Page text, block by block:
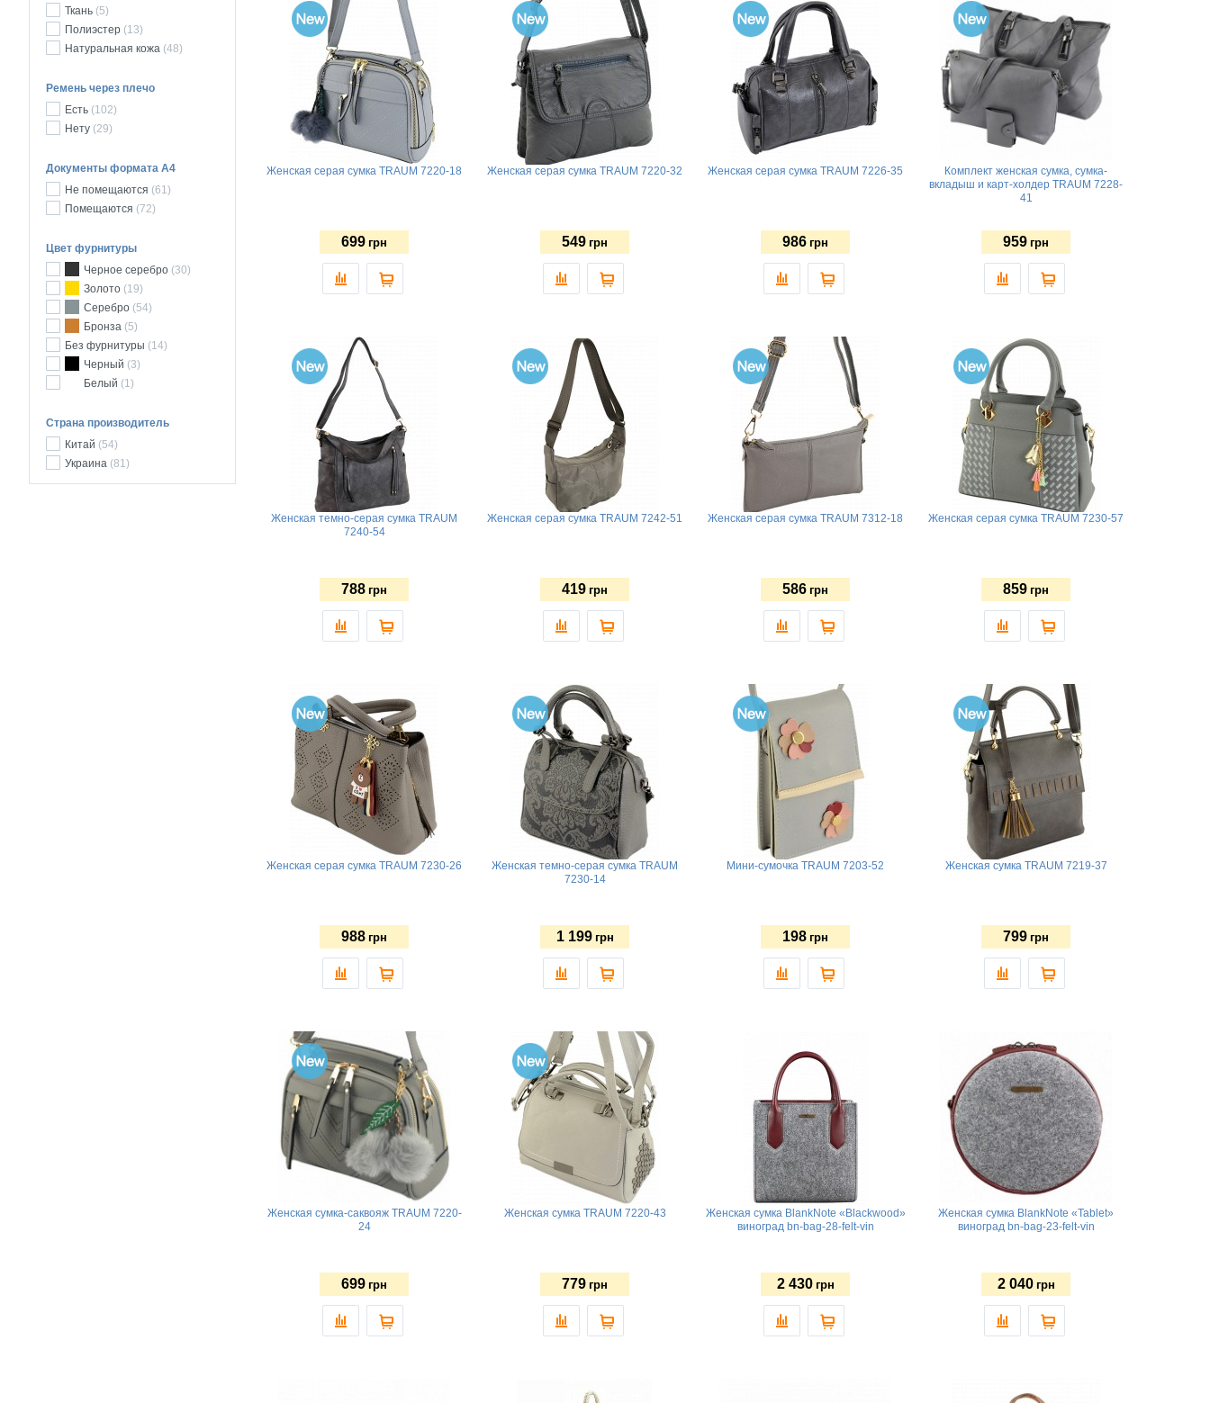
Ткань (5)
Полиэстер (13)
Натуральная кожа (48)
Ремень через плечо
Есть (102)
Нету (29)
Документы формата А4
Не помещаются (61)
Помещаются (72)
Цвет фурнитуры
Черное серебро (30)
Золото (19)
Серебро (54)
Бронза (5)
Без фурнитуры (14)
Черный (3)
Белый (1)
Страна производитель
Китай (54)
Украина (81)
Женская серая сумка TRAUM 7220-18
699 грн
Женская серая сумка TRAUM 7220-32
549 грн
Женская серая сумка TRAUM 7226-35
986 грн
Комплект женская сумка, сумка-
вкладыш и карт-холдер TRAUM 7228-
41
959 грн
Женская темно-серая сумка TRAUM
7240-54
788 грн
Женская серая сумка TRAUM 7242-51
419 грн
Женская серая сумка TRAUM 7312-18
586 грн
Женская серая сумка TRAUM 7230-57
859 грн
Женская серая сумка TRAUM 7230-26
988 грн
Женская темно-серая сумка TRAUM
7230-14
1 199 грн
Мини-сумочка TRAUM 7203-52
198 грн
Женская сумка TRAUM 7219-37
799 грн
Женская сумка-саквояж TRAUM 7220-
24
699 грн
Женская сумка TRAUM 7220-43
779 грн
Женская сумка BlankNote «Blackwood»
виноград bn-bag-28-felt-vin
2 430 грн
Женская сумка BlankNote «Tablet»
виноград bn-bag-23-felt-vin
2 040 грн